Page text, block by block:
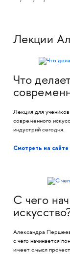
Лекции
Что
Лекция для
современного
индустрий сегодня.
Смотреть на
С чего
Александра
с чего начинается
имеет смысл